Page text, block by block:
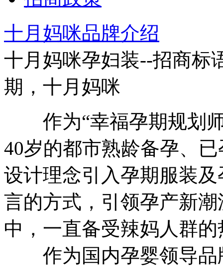
十月妈咪品牌介绍
十月妈咪孕妇装--招商标
期，十月妈咪
作为“幸福孕期规划师
40岁的都市熟龄备孕、
设计理念引入孕期服装
言的方式，引领孕产新
中，一直备受辣妈人群
作为国内孕婴领导品